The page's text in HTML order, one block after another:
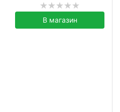
В магазин